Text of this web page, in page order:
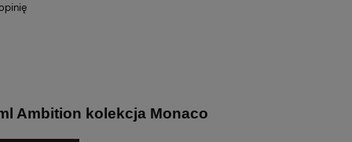
Ambition kolekcja Monaco